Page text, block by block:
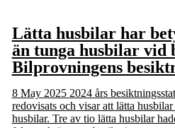
Lätta husbilar har
än tunga husbilar vid
Bilprovningens
8 May 2025 2024 års
redovisats och visar att lätta
husbilar. Tre av tio lätta husbilar